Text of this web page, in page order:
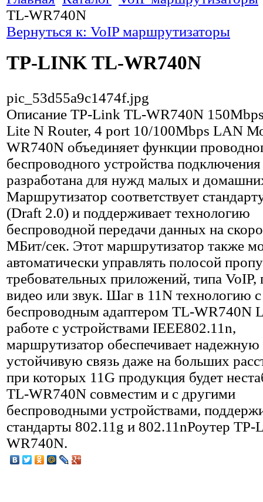
TL-WR740N
Вернуться к: VoIP маршрутизаторы
TP-LINK TL-WR740N
pic_53d55a9c1474f.jpg
Описание TP-Link TL-WR740N
Lite N Router, 4 port 10/100Mbps LAN
WR740N объединяет функции
беспроводного устройства подключения
разработана для нужд малых и
Маршрутизатор соответствует
(Draft 2.0) и поддерживает технологию
беспроводной передачи данных на
МБит/сек. Этот маршрутизатор также
автоматически управлять полосой
требовательных приложений, типа VoIP,
видео или звук. Шаг в 11N технологию с
беспроводным адаптером TL-WR740N
работе с устройствами IEEE802.11n,
маршрутизатор обеспечивает надежную
устойчивую связь даже на больших
при которых 11G продукция будет
TL-WR740N совместим и с другими
беспроводными устройствами,
стандарты 802.11g и 802.11nРоутер
WR740N.